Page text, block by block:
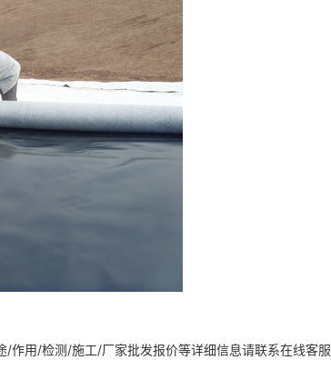
作用/检测/施工/厂家批发报价等详细信息请联系在线客服